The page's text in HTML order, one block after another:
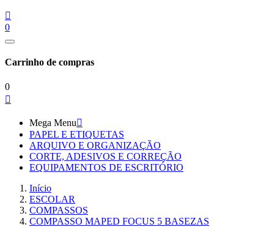

0
Carrinho de compras
0

Mega Menu
PAPEL E ETIQUETAS
ARQUIVO E ORGANIZAÇÃO
CORTE, ADESIVOS E CORREÇÃO
EQUIPAMENTOS DE ESCRITÓRIO
Início
ESCOLAR
COMPASSOS
COMPASSO MAPED FOCUS 5 BASEZAS